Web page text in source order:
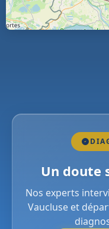
Un doute
Nos experts
Vaucluse et